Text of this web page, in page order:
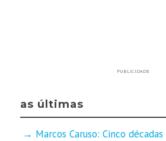
PUBLICIDADE
as últimas
Marcos Caruso: Cinco